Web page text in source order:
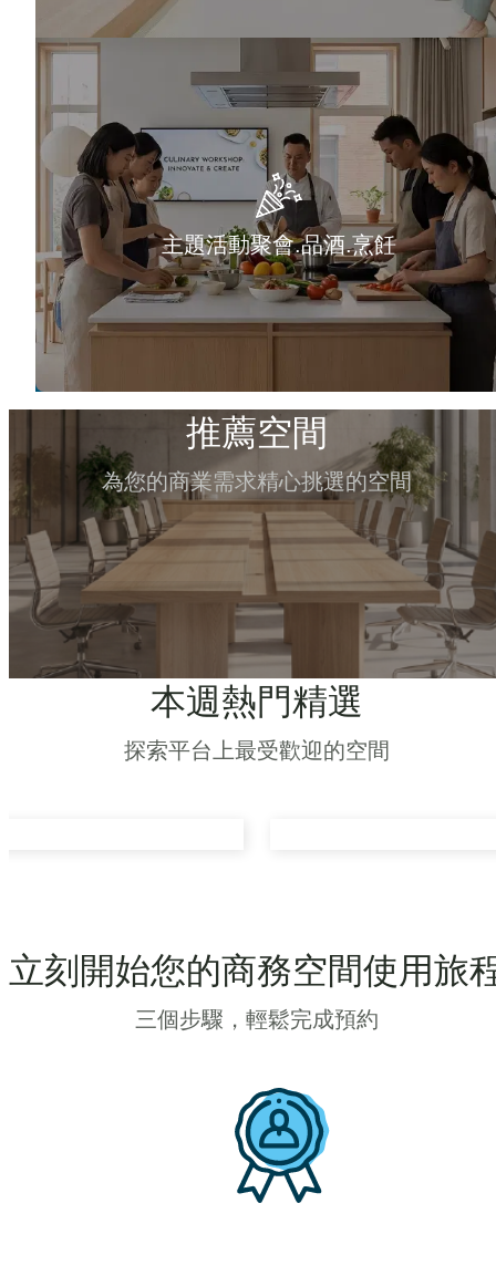
主題活動聚會.品酒.烹飪
推薦空間
為您的商業需求精心挑選的空間
本週熱門精選
探索平台上最受歡迎的空間
立刻開始您的商務空間使用旅
三個步驟，輕鬆完成預約